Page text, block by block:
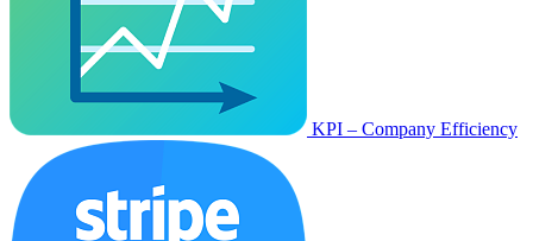
KPI – Company Efficiency